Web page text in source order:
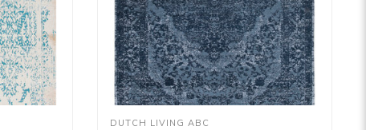
DUTCH LIVING ABC